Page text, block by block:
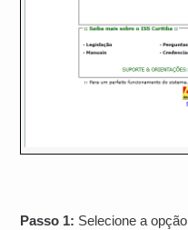
Passo 1: Selecione a opção